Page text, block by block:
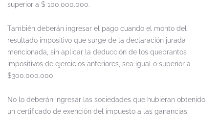
superior a $ 100.000.000.
También deberán ingresar el pago cuando el monto del
resultado impositivo que surge de la declaración jurada
mencionada, sin aplicar la deducción de los quebrantos
impositivos de ejercicios anteriores, sea igual o superior a
$300.000.000.
No lo deberán ingresar las sociedades que hubieran obtenido
un certificado de exención del impuesto a las ganancias.